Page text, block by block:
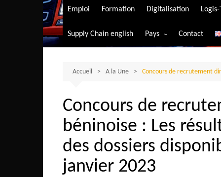
Transport aérien
Transport
Transport routier
Emploi Formation Digitalisation
Supply Chain english Pays
Algérie
Bénin
Burkina-Faso
Burundi
Cameroun
Contact
Accueil A la Une Concours de recrutement
Concours de
béninoise : Les
des dossiers
janvier 2023